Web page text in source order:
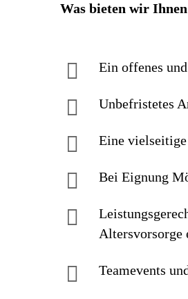
Was bieten wir Ihnen
Ein offenes
Unbefristetes
Eine
Bei Eignung
Altersvorsorge
Teamevents